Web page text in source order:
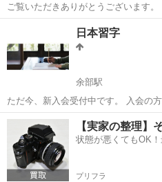
ご覧いただきありがとうございます。
す☆ ⭐️ひとり、ひとりに合った進め方でおけいこをさせていただきま
すくなり、美しい文...
西宮市 苦楽園口駅
日本習字
余部駅
ただ今、新入会受付中です。 入会の
字道具一式プレゼント💼 初心者の方
楽しみたい方、綺麗な字を学びたい
い。 幼児から入会受付してお...
兵庫 姫路市 余部駅 書道
【実家の整理】
状態が悪くてもOK
プリフラ